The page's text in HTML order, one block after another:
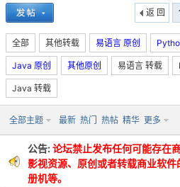
jie.
返 回
全部 其他转载 易语言 原创
Java 原创 其他原创 易语言 转载
Java 转载
全部主题 最新 热门 热帖 精华 更多
公告:论坛禁止发布任何可能存在
影视资源、原创或者转载商业软
册机等。